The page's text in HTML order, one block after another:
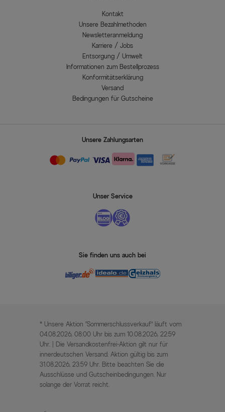
Kontakt
Unsere Bezahlmethoden
Newsletteranmeldung
Karriere / Jobs
Entsorgung / Umwelt
Informationen zum Bestellprozess
Konformitätserklärung
Versand
Bedingungen für Gutscheine
Unsere Zahlungsarten
Unser Service
Sie finden uns auch bei
* Unsere Aktion „Sommerschlussverkauf“ läuft vom
04.08.2026, 08:00 Uhr bis zum 10.08.2026, 22:59
Uhr. | Die Versandkostenfrei-Aktion gilt nur für
innerdeutschen Versand. Aktion gültig bis zum
31.08.2026, 23:59 Uhr. Bitte beachten Sie die
Ausschlüsse und Gutscheinbedingungen. Nur
solange der Vorrat reicht.